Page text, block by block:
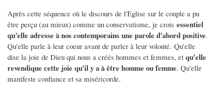
Après cette séquence où le discours de l'Eglise sur le couple a pu
être perçu (au mieux) comme un conservatisme, je crois essentiel
qu'elle adresse à nos contemporains une parole d'abord positive.
Qu'elle parle à leur coeur avant de parler à leur volonté. Qu'elle
dise la joie de Dieu qui nous a créés hommes et femmes, et qu'elle
revendique cette joie qu'il y a à être homme ou femme. Qu'elle
manifeste confiance et sa miséricorde.